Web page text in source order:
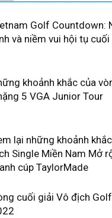
Golf Countdown:
và niềm vui hội tụ cuối
khoảnh khắc của
5 VGA Junior Tour
lại những khoảnh
Single Miền Nam Mở
cúp TaylorMade
cuối giải Vô địch